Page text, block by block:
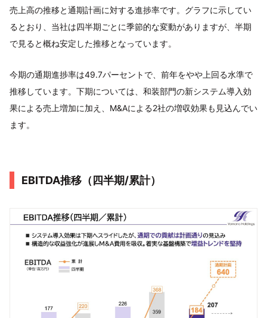
売上高の推移と通期計画に対する進捗率です。グラフに示してい
るとおり、当社は四半期ごとに季節的な変動がありますが、半期
で見ると概ね安定した推移となっています。
今期の通期進捗率は49.7パーセントで、前年をやや上回る水準で
推移しています。下期については、和装部門の新システム導入効
果による売上増加に加え、M&Aによる2社の増収効果も見込んでい
ます。
EBITDA推移（四半期/累計）